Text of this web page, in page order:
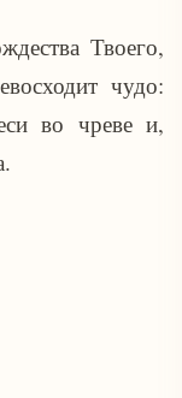
Твоего,
чудо:
во чреве и,